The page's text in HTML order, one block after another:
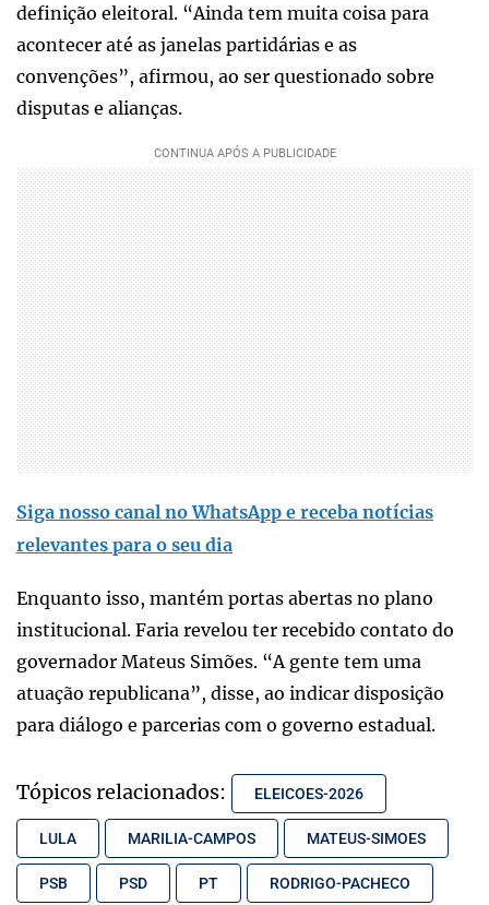
definição eleitoral. “Ainda tem muita coisa para
acontecer até as janelas partidárias e as
convenções”, afirmou, ao ser questionado sobre
disputas e alianças.
Siga nosso canal no WhatsApp e receba notícias
relevantes para o seu dia
Enquanto isso, mantém portas abertas no plano
institucional. Faria revelou ter recebido contato do
governador Mateus Simões. “A gente tem uma
atuação republicana”, disse, ao indicar disposição
para diálogo e parcerias com o governo estadual.
Tópicos relacionados: ELEICOES-2026
LULA MARILIA-CAMPOS MATEUS-SIMOES
PSB PSD PT RODRIGO-PACHECO